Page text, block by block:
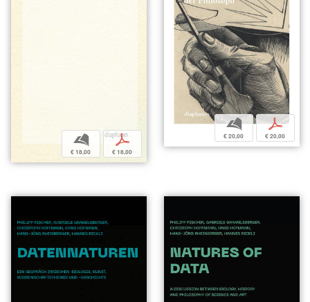
b
€ 18,00
p
€ 18,00
b
€ 20,00
p
€ 20,00